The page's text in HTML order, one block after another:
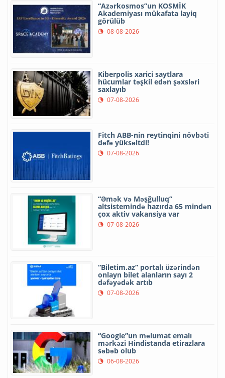
“Azərkosmos”un KOSMİK
Akademiyası mükafata layiq
görülüb
08-08-2026
Kiberpolis xarici saytlara
hücumlar təşkil edən şəxsləri
saxlayıb
07-08-2026
Fitch ABB-nin reytinqini növbəti
dəfə yüksəltdi!
07-08-2026
“Əmək və Məşğulluq”
altsistemində hazırda 65 mindən
çox aktiv vakansiya var
07-08-2026
“Biletim.az” portalı üzərindən
onlayn bilet alanların sayı 2
dəfəyədək artıb
07-08-2026
“Google”un məlumat emalı
mərkəzi Hindistanda etirazlara
səbəb olub
06-08-2026